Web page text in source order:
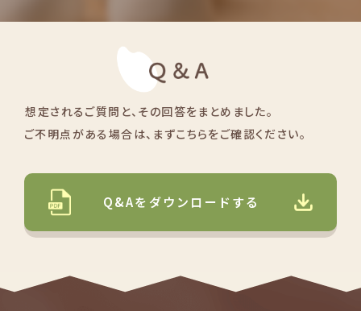
想定されるご質問と、その回答をまとめました。
ご不明点がある場合は、まずこちらをご確認ください。
Q&Aをダウンロードする